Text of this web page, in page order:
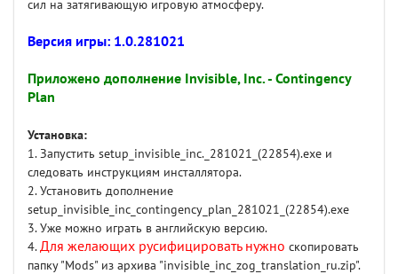
сил на затягивающую игровую атмосферу.
Версия игры: 1.0.281021
Приложено дополнение Invisible, Inc. - Contingency
Plan
Установка:
1. Запустить setup_invisible_inc._281021_(22854).exe и
следовать инструкциям инсталлятора.
2. Установить дополнение
setup_invisible_inc_contingency_plan_281021_(22854).exe
3. Уже можно играть в английскую версию.
4.Для желающих русифицировать нужно скопировать
папку "Mods" из архива "invisible_inc_zog_translation_ru.zip".